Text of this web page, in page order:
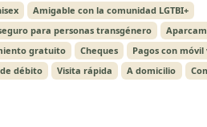
Amigable con la comunidad LGTBI+
para personas transgénero
gratuito
Cheques Pagos con móvil
débito
Visita rápida A domicilio